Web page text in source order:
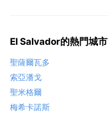
El Salvador的熱門城市
聖薩爾瓦多
索亞潘戈
聖米格爾
梅希卡諾斯